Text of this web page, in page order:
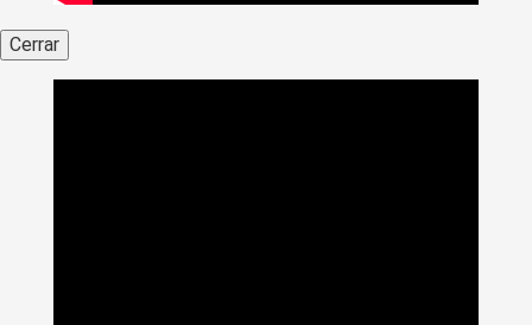
Cerrar